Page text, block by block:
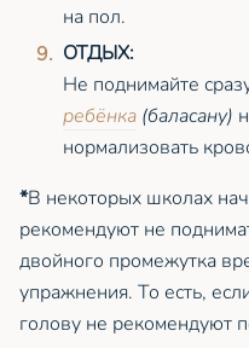
на пол.
ОТДЫХ:
Не поднимайте
ребёнка (баласану)
нормализовать
*В некоторых школах
рекомендуют не
двойного промежутка
упражнения. То есть,
голову не рекомендуют